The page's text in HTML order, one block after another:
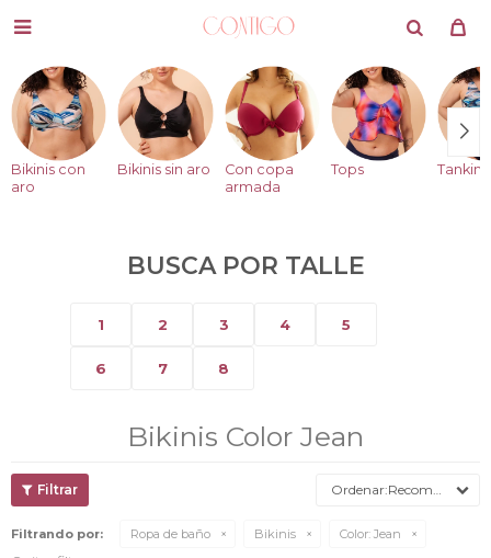

Bikinis con
aro
Bikinis sin aro
Con copa
armada
Tops
BUSCA POR TALLE
1 2 3 4 5
6 7 8
Bikinis Color Jean
Recomendados
Filtrando por: Ropa de baño Bikinis Color: Jean